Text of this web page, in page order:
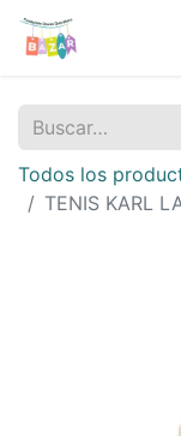
Todos los
TENIS KARL